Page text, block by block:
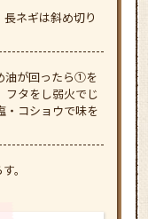
ネギは斜め切り
油が回ったら①を
フタをし弱火でじ
・コショウで味を
。